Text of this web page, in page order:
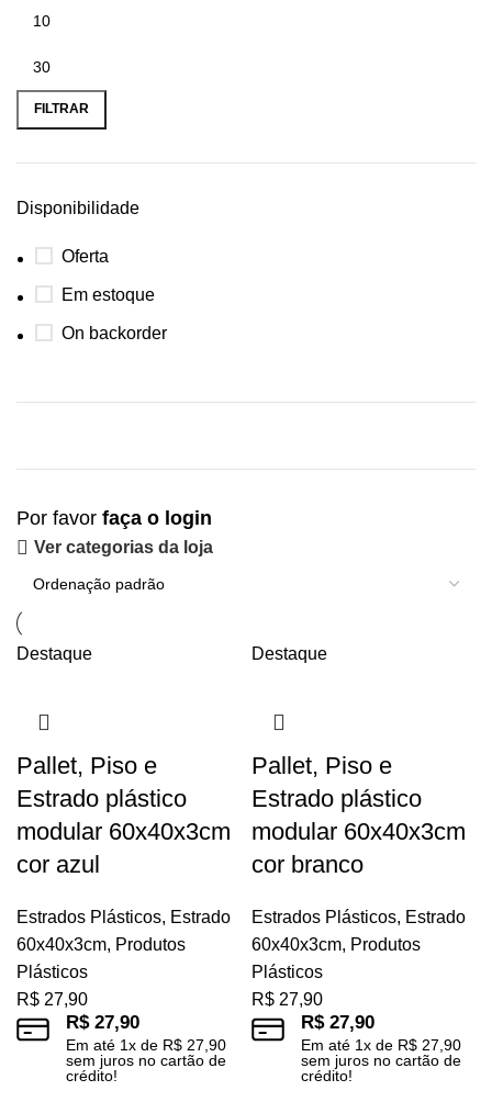
FILTRAR
Disponibilidade
Oferta
Em estoque
On backorder
Por favor faça o login
Ver categorias da loja
Destaque
Pallet, Piso e
Estrado plástico
modular 60x40x3cm
cor azul
Estrados Plásticos, Estrado
60x40x3cm, Produtos
Plásticos
R$ 27,90
R$27,90
Em até 1x de R$ 27,90
sem juros no cartão de
crédito!
Destaque
Pallet, Piso e
Estrado plástico
modular 60x40x3cm
cor branco
Estrados Plásticos, Estrado
60x40x3cm, Produtos
Plásticos
R$ 27,90
R$27,90
Em até 1x de R$ 27,90
sem juros no cartão de
crédito!